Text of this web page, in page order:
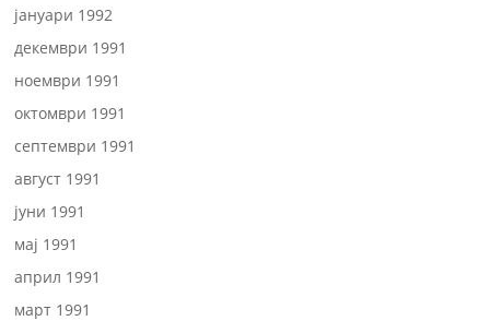
јануари 1992
декември 1991
ноември 1991
октомври 1991
септември 1991
август 1991
јуни 1991
мај 1991
април 1991
март 1991